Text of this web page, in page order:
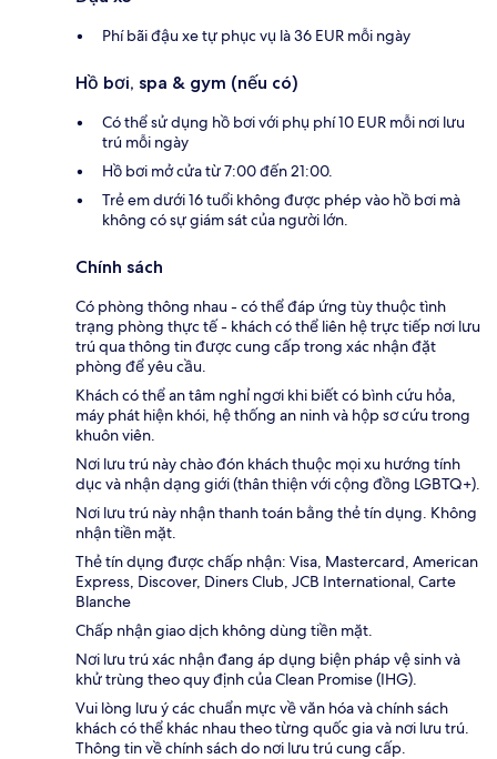
Phí bãi đậu xe tự phục vụ là 36 EUR mỗi ngày
Hồ bơi, spa & gym (nếu có)
Có thể sử dụng hồ bơi với phụ phí 10 EUR mỗi nơi lưu
trú mỗi ngày
Hồ bơi mở cửa từ 7:00 đến 21:00.
Trẻ em dưới 16 tuổi không được phép vào hồ bơi mà
không có sự giám sát của người lớn.
Chính sách
Có phòng thông nhau - có thể đáp ứng tùy thuộc tình
trạng phòng thực tế - khách có thể liên hệ trực tiếp nơi lưu
trú qua thông tin được cung cấp trong xác nhận đặt
phòng để yêu cầu.
Khách có thể an tâm nghỉ ngơi khi biết có bình cứu hỏa,
máy phát hiện khói, hệ thống an ninh và hộp sơ cứu trong
khuôn viên.
Nơi lưu trú này chào đón khách thuộc mọi xu hướng tính
dục và nhận dạng giới (thân thiện với cộng đồng LGBTQ+).
Nơi lưu trú này nhận thanh toán bằng thẻ tín dụng. Không
nhận tiền mặt.
Thẻ tín dụng được chấp nhận: Visa, Mastercard, American
Express, Discover, Diners Club, JCB International, Carte
Blanche
Chấp nhận giao dịch không dùng tiền mặt.
Nơi lưu trú xác nhận đang áp dụng biện pháp vệ sinh và
khử trùng theo quy định của Clean Promise (IHG).
Vui lòng lưu ý các chuẩn mực về văn hóa và chính sách
khách có thể khác nhau theo từng quốc gia và nơi lưu trú.
Thông tin về chính sách do nơi lưu trú cung cấp.